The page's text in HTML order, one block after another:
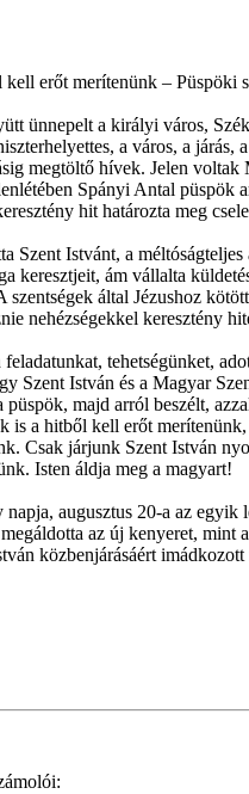
erőt merítenünk – Püspöki
ünnepelt a királyi város,
a város, a
megtöltő hívek. Jelen
Spányi Antal püspök
hit határozta meg
Szent Istvánt, a
keresztjeit, ám vállalta
szentségek által Jézushoz
nehézségekkel keresztény
tehetségünket,
Szent István és a Magyar
püspök, majd arról beszélt,
a hitből kell erőt merítenünk,
Csak járjunk Szent István
Isten áldja meg a magyart!
augusztus 20-a az
az új kenyeret, mint
közbenjárásáért